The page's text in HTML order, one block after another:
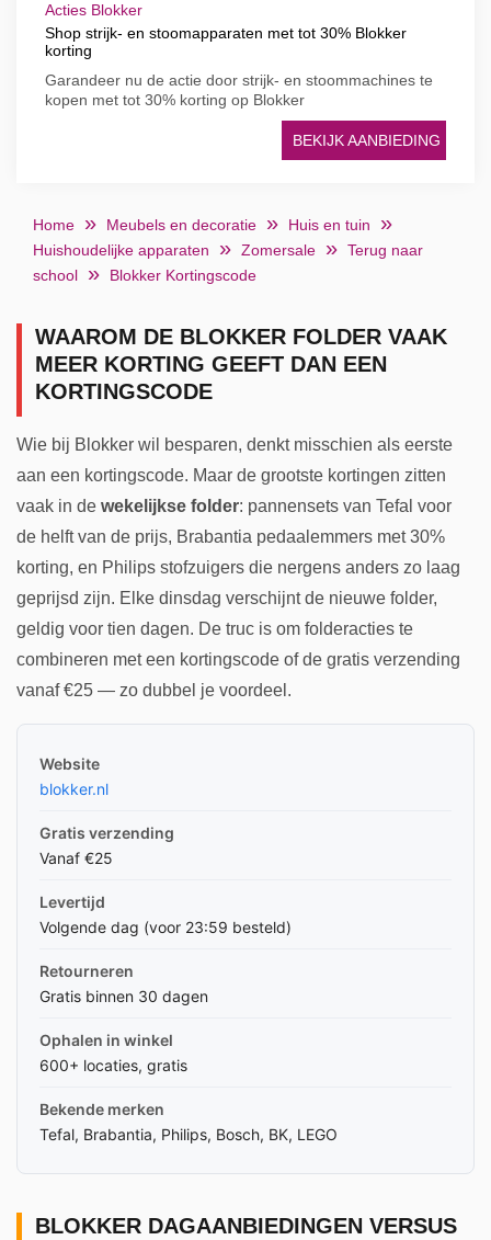
Acties Blokker
Shop strijk- en stoomapparaten met tot 30% Blokker
korting
Garandeer nu de actie door strijk- en stoommachines te
kopen met tot 30% korting op Blokker
BEKIJK AANBIEDING
Home Meubels en decoratie
Huis en tuin
Huishoudelijke apparaten
Zomersale
Terug naar
school
Blokker Kortingscode
WAAROM DE BLOKKER FOLDER VAAK
MEER KORTING GEEFT DAN EEN
KORTINGSCODE
Wie bij Blokker wil besparen, denkt misschien als eerste
aan een kortingscode. Maar de grootste kortingen zitten
vaak in de wekelijkse folder: pannensets van Tefal voor
de helft van de prijs, Brabantia pedaalemmers met 30%
korting, en Philips stofzuigers die nergens anders zo laag
geprijsd zijn. Elke dinsdag verschijnt de nieuwe folder,
geldig voor tien dagen. De truc is om folderacties te
combineren met een kortingscode of de gratis verzending
vanaf €25 — zo dubbel je voordeel.
Website
blokker.nl
Gratis verzending
Vanaf €25
Levertijd
Volgende dag (voor 23:59 besteld)
Retourneren
Gratis binnen 30 dagen
Ophalen in winkel
600+ locaties, gratis
Bekende merken
Tefal, Brabantia, Philips, Bosch, BK, LEGO
BLOKKER DAGAANBIEDINGEN VERSUS